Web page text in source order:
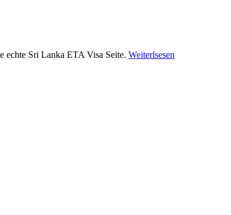
echte Sri Lanka ETA Visa Seite. Weiterlsesen